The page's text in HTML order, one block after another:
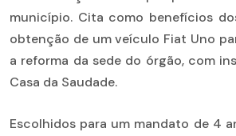
município. Cita como benefícios
obtenção de um veículo Fiat Uno
a reforma da sede do órgão, com
Casa da Saudade.
Escolhidos para um mandato de 4